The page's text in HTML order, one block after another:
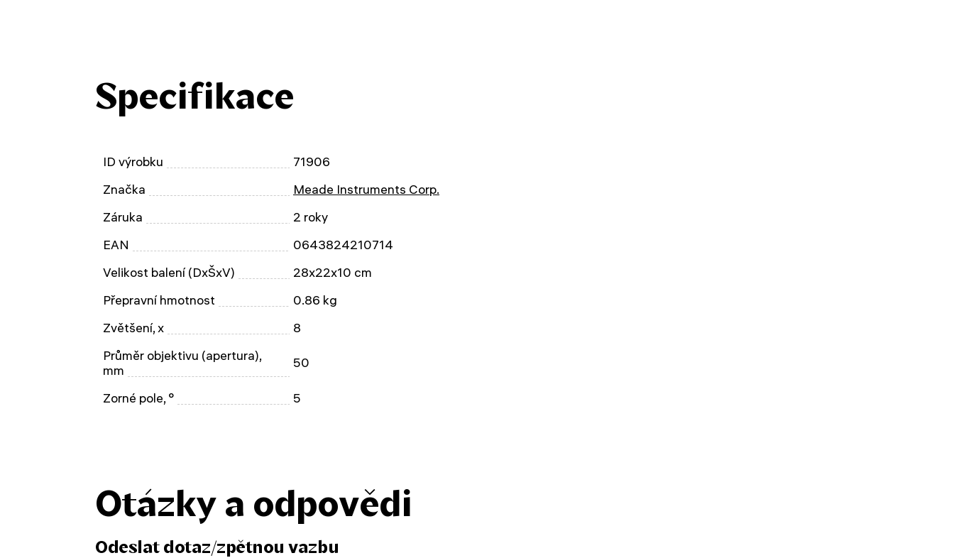
Specifikace
ID výrobku
71906
Značka
Meade Instruments Corp.
Záruka
2 roky
EAN
0643824210714
Velikost balení (DxŠxV)
28x22x10 cm
Přepravní hmotnost
0.86 kg
Zvětšení, x
8
Průměr objektivu (apertura),
mm
50
Zorné pole, ° 5
Otázky a odpovědi
Odeslat dotaz/zpětnou vazbu